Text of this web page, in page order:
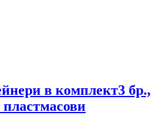
в комплект3 бр.,